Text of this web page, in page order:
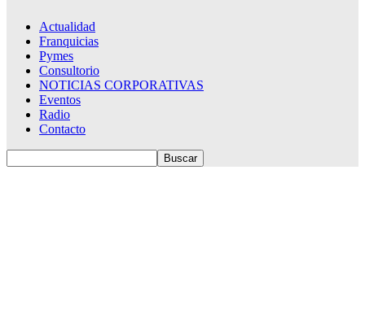
Actualidad
Franquicias
Pymes
Consultorio
NOTICIAS CORPORATIVAS
Eventos
Radio
Contacto